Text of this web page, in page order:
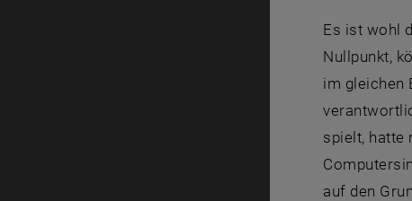
Es ist wohl
Nullpunkt,
im gleichen
spielt, hatte
auf den